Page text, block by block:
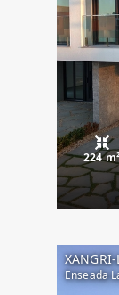
224
XANGRI-
Enseada